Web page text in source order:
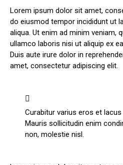
Lorem ipsum dolor sit amet,
do eiusmod tempor incididunt ut
aliqua. Ut enim ad minim veniam,
ullamco laboris nisi ut aliquip ex
Duis aute irure dolor in
amet, consectetur adipiscing elit.
Curabitur varius eros et
Mauris sollicitudin enim
non, molestie nisl.